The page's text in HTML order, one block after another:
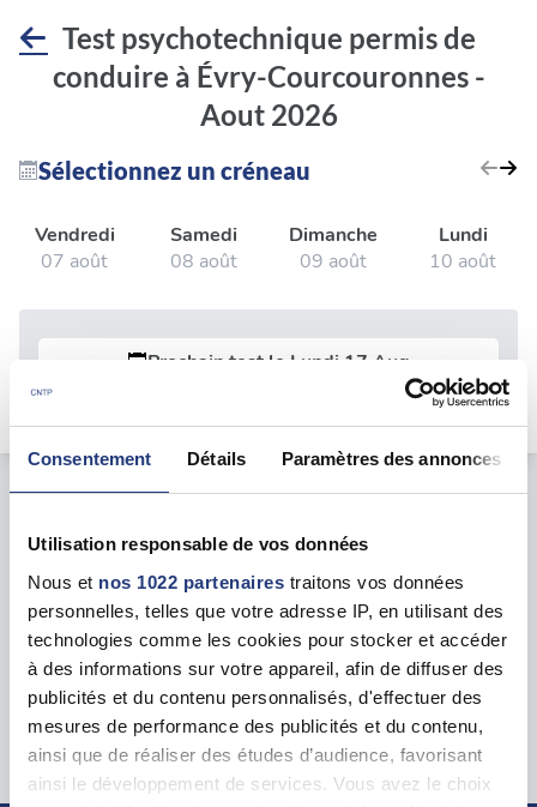
Consentement Détails Paramètres des annonces
Utilisation responsable de vos données
Nous et nos 1022 partenaires traitons vos données
personnelles, telles que votre adresse IP, en utilisant des
technologies comme les cookies pour stocker et accéder
à des informations sur votre appareil, afin de diffuser des
publicités et du contenu personnalisés, d'effectuer des
mesures de performance des publicités et du contenu,
ainsi que de réaliser des études d’audience, favorisant
ainsi le développement de services. Vous avez le choix
Test psychotechnique permis de
conduire à Évry-Courcouronnes -
Aout 2026
Tarif
130.00 €
Lieu du test psychotechnique
2 Cr Mgr Roméro, 91004 Évry-Courcouronnes
Sélectionnez un créneau
Vendredi
07 août
Samedi
08 août
Dimanche
09 août
Lundi
10 août
Prochain test le Lundi 17 Aug